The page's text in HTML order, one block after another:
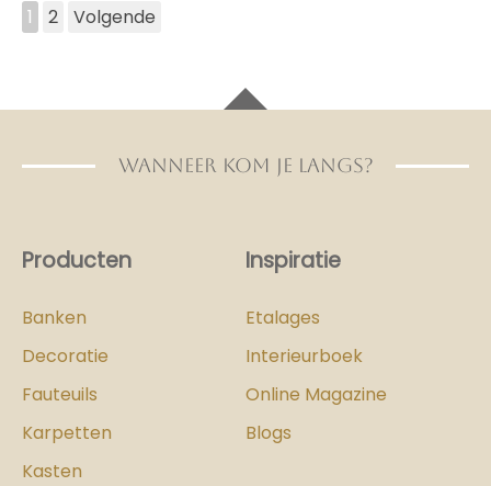
1 2 Volgende
WANNEER KOM JE LANGS?
Producten
Banken
Decoratie
Fauteuils
Karpetten
Kasten
Inspiratie
Etalages
Interieurboek
Online Magazine
Blogs